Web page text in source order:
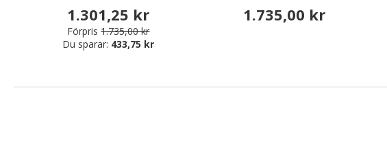
1.301,25 kr
Förpris 1.735,00 kr
Du sparar: 433,75 kr
1.735,00 kr